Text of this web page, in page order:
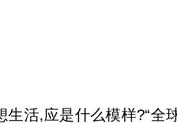
活,应是什么模样?“全